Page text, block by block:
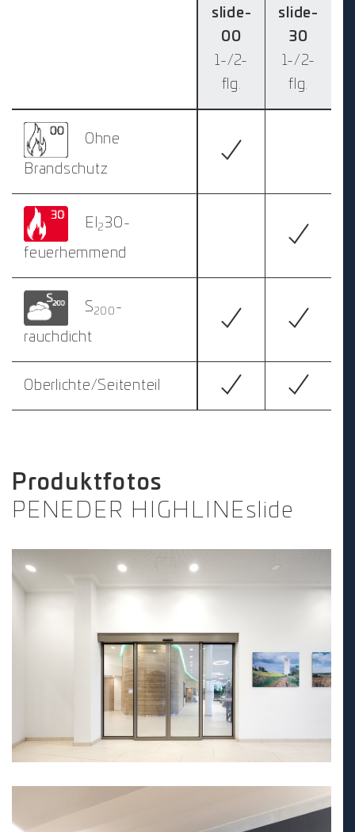
slide-
00
1-/2-
flg.
slide-
30
1-/2-
flg.
Ohne
Brandschutz
EI2 30-
feuerhemmend
S200 -
rauchdicht
Oberlichte/Seitenteil
Produktfotos
PENEDER HIGHLINEslide